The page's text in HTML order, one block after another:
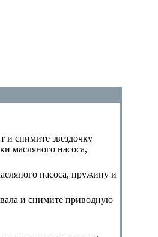
и снимите звездочку
масляного насоса,
насоса, пружину и
и снимите приводную